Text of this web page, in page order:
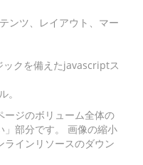
ンツ、レイアウト、マー
ックを備えたjavascriptス
。
ージのボリューム全体の
」部分です。 画像の縮小
ラインリソースのダウン